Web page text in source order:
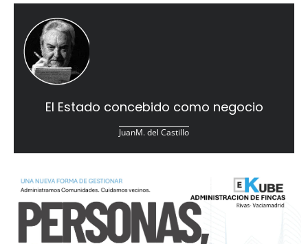
El Estado concebido como negocio
JuanM. del Castillo